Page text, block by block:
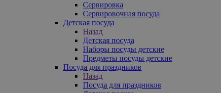
Сервировка
Сервировочная посуда
Детская посуда
Назад
Детская посуда
Наборы посуды детские
Предметы посуды детские
Посуда для праздников
Назад
Посуда для праздников